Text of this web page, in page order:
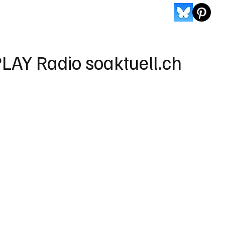
Radio soaktuell.ch